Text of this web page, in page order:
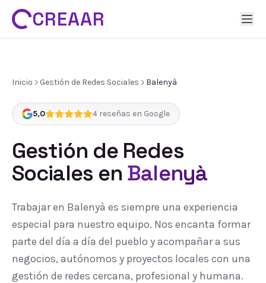
CREAAR
Inicio Gestión de Redes Sociales Balenyà
5,0 4 reseñas en Google
Gestión de Redes
Sociales en Balenyà
Trabajar en Balenyà es siempre una experiencia
especial para nuestro equipo. Nos encanta formar
parte del día a día del pueblo y acompañar a sus
negocios, autónomos y proyectos locales con una
gestión de redes cercana, profesional y humana.